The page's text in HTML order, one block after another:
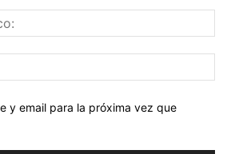
y email para la próxima vez que